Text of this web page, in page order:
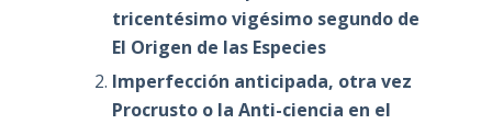
tricentésimo vigésimo segundo de
El Origen de las Especies
Imperfección anticipada, otra vez
Procrusto o la Anti-ciencia en el